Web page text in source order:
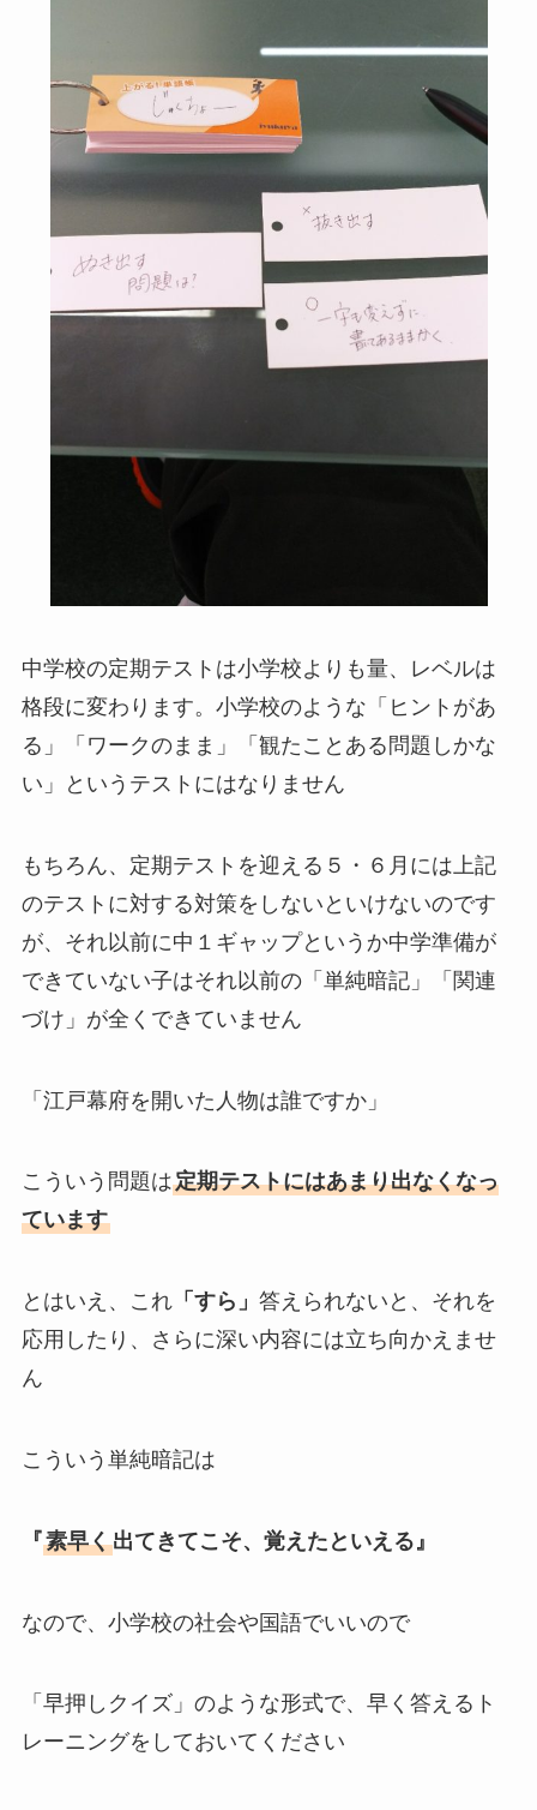
中学校の定期テストは小学校よりも量、レベルは
格段に変わります。小学校のような「ヒントがあ
る」「ワークのまま」「観たことある問題しかな
い」というテストにはなりません
もちろん、定期テストを迎える５・６月には上記
のテストに対する対策をしないといけないのです
が、それ以前に中１ギャップというか中学準備が
できていない子はそれ以前の「単純暗記」「関連
づけ」が全くできていません
「江戸幕府を開いた人物は誰ですか」
こういう問題は定期テストにはあまり出なくなっ
ています
とはいえ、これ「すら」 答えられないと、それを
応用したり、さらに深い内容には立ち向かえませ
ん
こういう単純暗記は
『素早く出てきてこそ、覚えたといえる』
なので、小学校の社会や国語でいいので
「早押しクイズ」のような形式で、早く答えるト
レーニングをしておいてください